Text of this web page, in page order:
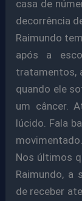
casa de
decorrência
Raimundo
após a
tratamentos,
quando ele
um câncer.
lúcido. Fala
movimentado.
Nos últimos
Raimundo, a
de receber